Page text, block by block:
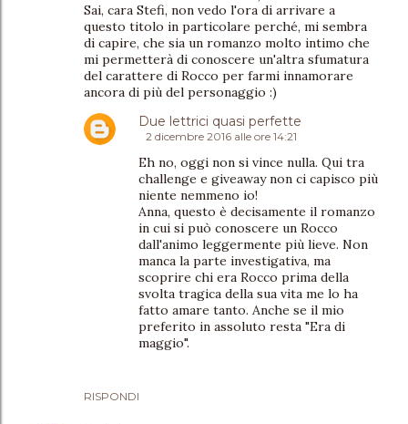
Sai, cara Stefi, non vedo l'ora di arrivare a
questo titolo in particolare perché, mi sembra
di capire, che sia un romanzo molto intimo che
mi permetterà di conoscere un'altra sfumatura
del carattere di Rocco per farmi innamorare
ancora di più del personaggio :)
RISPONDI
Due lettrici quasi perfette
2 dicembre 2016 alle ore 14:21
Eh no, oggi non si vince nulla. Qui tra
challenge e giveaway non ci capisco più
niente nemmeno io!
Anna, questo è decisamente il romanzo
in cui si può conoscere un Rocco
dall'animo leggermente più lieve. Non
manca la parte investigativa, ma
scoprire chi era Rocco prima della
svolta tragica della sua vita me lo ha
fatto amare tanto. Anche se il mio
preferito in assoluto resta "Era di
maggio".